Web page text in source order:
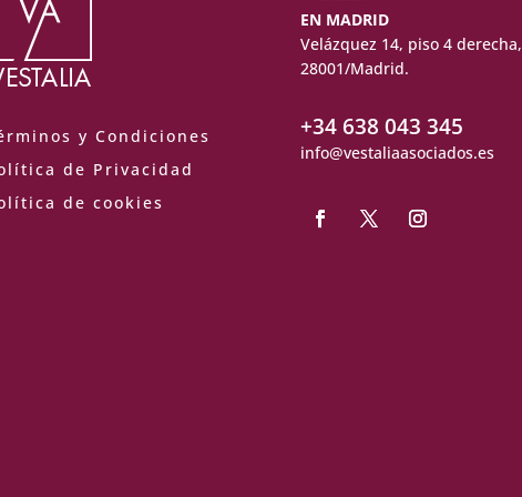
y Condiciones
de Privacidad
de cookies
EN MADRID
Velázquez 14, piso 4 derecha,
28001/Madrid.
+34 638 043 345
info@vestaliaasociados.es